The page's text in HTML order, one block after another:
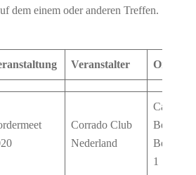
dem einem oder anderen Treffen.
Veranstalter Ort
Corrado Club
Nederland
Camping
1